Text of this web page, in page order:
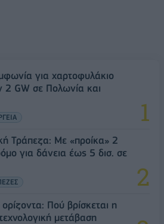
για χαρτοφυλάκιο
GW σε Πολωνία και
Τράπεζα: Με «προίκα» 2
για δάνεια έως 5 δισ. σε
Πού βρίσκεται η
μετάβαση